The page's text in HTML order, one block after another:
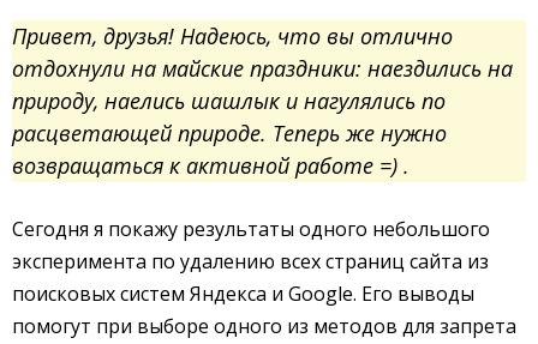
Привет, друзья! Надеюсь, что вы отлично
отдохнули на майские праздники: наездились на
природу, наелись шашлык и нагулялись по
расцветающей природе. Теперь же нужно
возвращаться к активной работе =) .
Сегодня я покажу результаты одного небольшого
эксперимента по удалению всех страниц сайта из
поисковых систем Яндекса и Google. Его выводы
помогут при выборе одного из методов для запрета